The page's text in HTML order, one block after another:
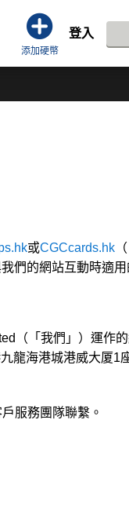
添加硬幣
登入
或CGCcards.hk
們的網站互動時適用
（「我們」）運作
龍海港城港威大厦1
服務團隊聯繫。